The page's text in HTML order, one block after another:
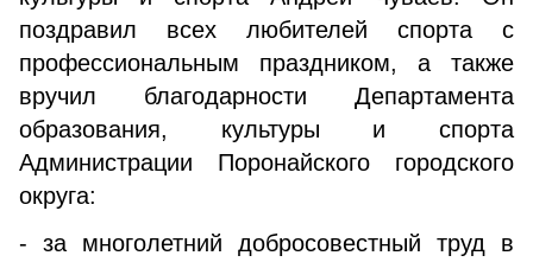
поздравил всех любителей спорта с
профессиональным праздником, а также
вручил благодарности Департамента
образования, культуры и спорта
Администрации Поронайского городского
округа:
- за многолетний добросовестный труд в